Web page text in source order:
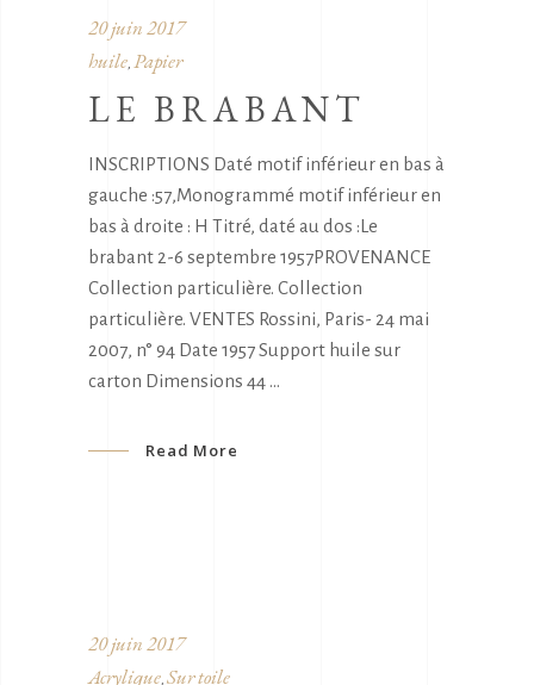
20 juin 2017
huile, Papier
LE BRABANT
INSCRIPTIONS Daté motif inférieur en bas à
gauche :57,Monogrammé motif inférieur en
bas à droite : H Titré, daté au dos :Le
brabant 2-6 septembre 1957PROVENANCE
Collection particulière. Collection
particulière. VENTES Rossini, Paris- 24 mai
2007, n° 94 Date 1957 Support huile sur
carton Dimensions 44
Read More
20 juin 2017
Acrylique Sur toile